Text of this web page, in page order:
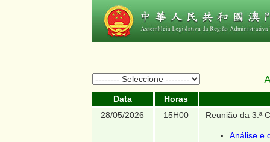
Data
Horas
28/05/2026
15H00 Reunião da 3.ª
Análise e